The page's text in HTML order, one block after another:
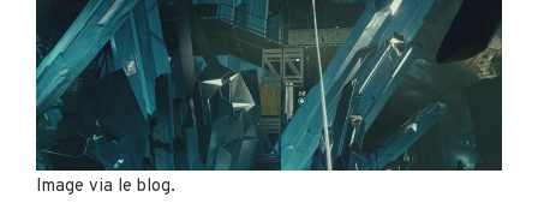
Image via le blog.